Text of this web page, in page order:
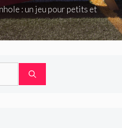
: un jeu pour petits et